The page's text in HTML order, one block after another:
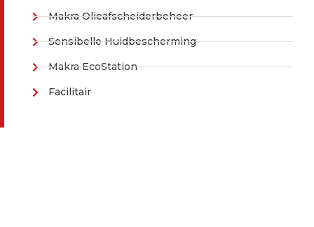
Makra Olieafscheiderbeheer
Sensibelle Huidbescherming
Makra EcoStation
Facilitair